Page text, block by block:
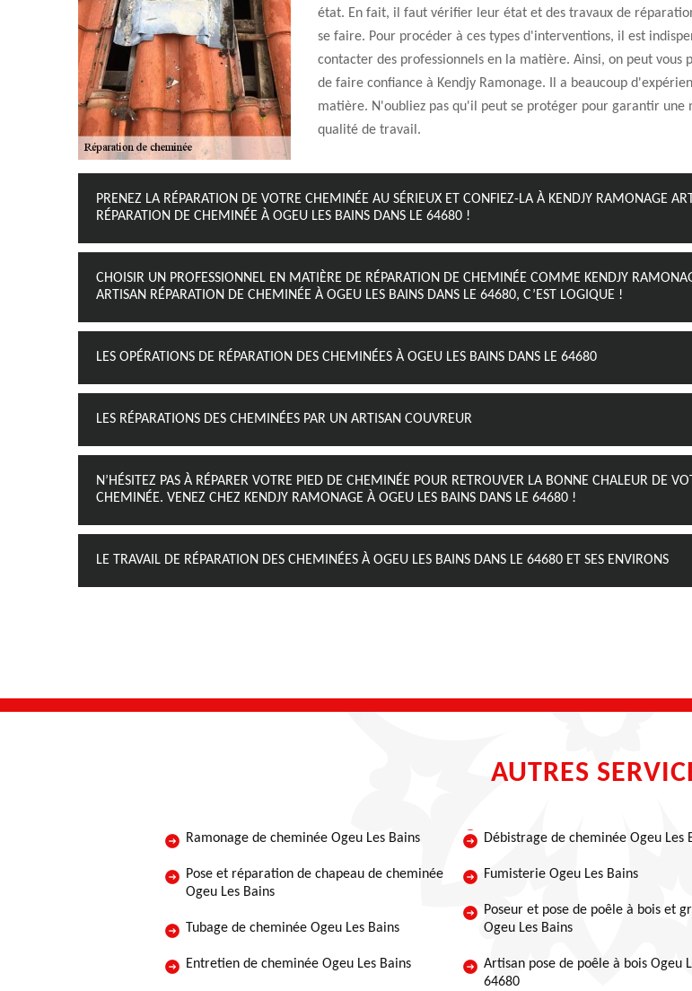
état. En fait, il faut vérifier leur état et des travaux de
se faire. Pour procéder à ces types d'interventions, il est
contacter des professionnels en la matière. Ainsi, on peut vous
de faire confiance à Kendjy Ramonage. Il a beaucoup
matière. N'oubliez pas qu'il peut se protéger pour garantir une
qualité de travail.
PRENEZ LA RÉPARATION DE VOTRE CHEMINÉE AU SÉRIEUX ET CONFIEZ-LA À KENDJY RAMONAGE
RÉPARATION DE CHEMINÉE À OGEU LES BAINS DANS LE 64680 !
CHOISIR UN PROFESSIONNEL EN MATIÈRE DE RÉPARATION DE CHEMINÉE COMME KENDJY
ARTISAN RÉPARATION DE CHEMINÉE À OGEU LES BAINS DANS LE 64680, C’EST LOGIQUE !
LES OPÉRATIONS DE RÉPARATION DES CHEMINÉES À OGEU LES BAINS DANS LE 64680
LES RÉPARATIONS DES CHEMINÉES PAR UN ARTISAN COUVREUR
N’HÉSITEZ PAS À RÉPARER VOTRE PIED DE CHEMINÉE POUR RETROUVER LA BONNE CHALEUR DE
CHEMINÉE. VENEZ CHEZ KENDJY RAMONAGE À OGEU LES BAINS DANS LE 64680 !
LE TRAVAIL DE RÉPARATION DES CHEMINÉES À OGEU LES BAINS DANS LE 64680 ET SES ENVIRONS
AUTRES
Ramonage de cheminée Ogeu Les Bains
Pose et réparation de chapeau de cheminée
Ogeu Les Bains
Tubage de cheminée Ogeu Les Bains
Entretien de cheminée Ogeu Les Bains
Débistrage de cheminée Ogeu Les
Fumisterie Ogeu Les Bains
Poseur et pose de poêle à bois et
Ogeu Les Bains
Artisan pose de poêle à bois Ogeu
64680